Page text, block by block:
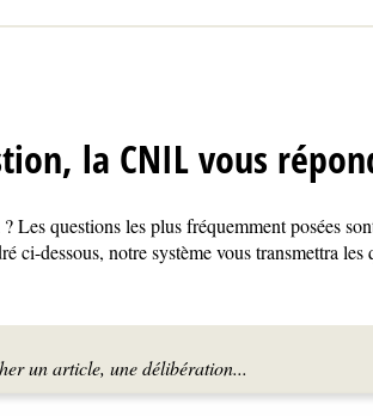
la CNIL vous
Les questions les plus fréquemment posées
ci-dessous, notre système vous transmettra
un article, une délibération...